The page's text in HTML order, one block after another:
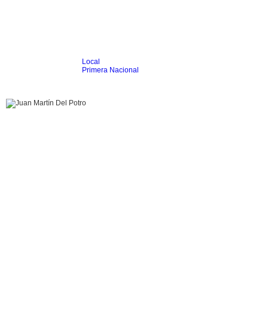
Local
Primera Nacional
Agrario